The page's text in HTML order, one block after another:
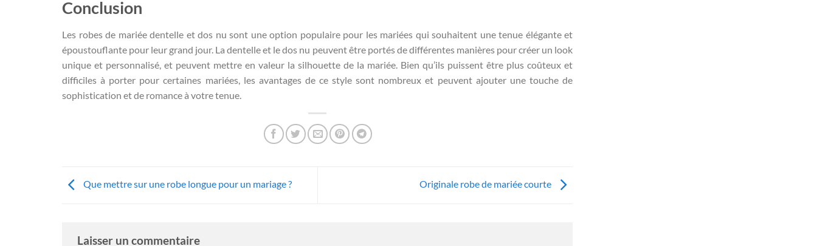
Conclusion
Les robes de mariée dentelle et dos nu sont une option populaire pour les mariées qui souhaitent une tenue élégante et
époustouflante pour leur grand jour. La dentelle et le dos nu peuvent être portés de différentes manières pour créer un look
unique et personnalisé, et peuvent mettre en valeur la silhouette de la mariée. Bien qu’ils puissent être plus coûteux et
difficiles à porter pour certaines mariées, les avantages de ce style sont nombreux et peuvent ajouter une touche de
sophistication et de romance à votre tenue.
Que mettre sur une robe longue pour un mariage ? Originale robe de mariée courte
Laisser un commentaire